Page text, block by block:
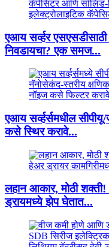
एआय सर्व्हर एसएसडीसाठी
निवडायचा? एक समज...
एआय सर्व्हर्समधील
कसे स्थिर करावे...
लहान आकार, मोठी
ड्रायमध्ये झेप घेतात...